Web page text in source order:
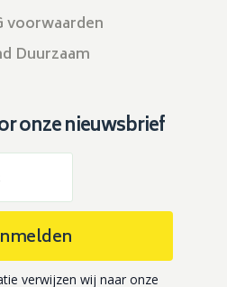
voorwaarden
Duurzaam
onze nieuwsbrief
verwijzen wij naar onze